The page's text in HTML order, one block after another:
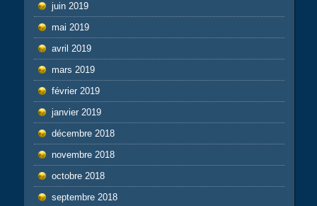
juin 2019
mai 2019
avril 2019
mars 2019
février 2019
janvier 2019
décembre 2018
novembre 2018
octobre 2018
septembre 2018